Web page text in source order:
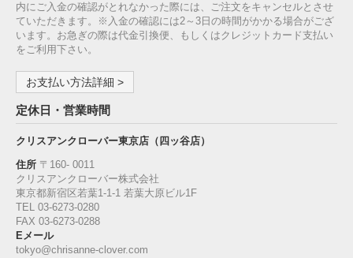
内にご入金の確認がとれなかった際には、ご注文をキャンセルとさせ
ていただきます。※入金の確認には2～3日の時間がかかる場合がござ
います。お急ぎの際は代金引換便、もしくはクレジットカード支払い
をご利用下さい。
お支払い方法詳細 >
定休日・営業時間
クリスアンクローバー東京店（四ッ谷店）
住所 〒160‐ 0011
クリスアンクローバー株式会社
東京都新宿区若葉1‐1-1 若葉大原ビル1F
TEL 03-6273-0280
FAX 03-6273-0288
Eメール
tokyo@chrisanne-clover.com